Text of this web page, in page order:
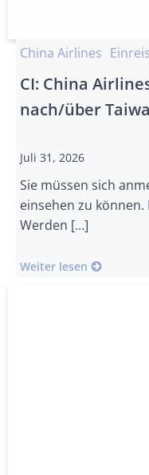
China Airlines
CI: China
nach/über
Juli 31, 2026
Sie müssen sich
einsehen zu
Werden […]
Weiter lesen